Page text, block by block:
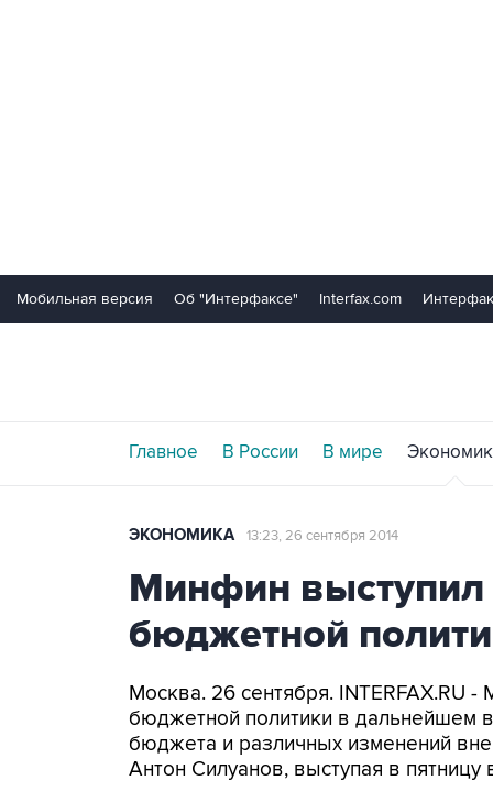
Мобильная версия Об "Интерфаксе" Interfax.com
Главное В России В мире
ЭКОНОМИКА 13:23, 26 сентября 2014
Минфин выступил
бюджетной
Москва. 26 сентября. INTERFAX.RU
бюджетной политики в дальнейшем
бюджета и различных изменений
Антон Силуанов, выступая в пятницу